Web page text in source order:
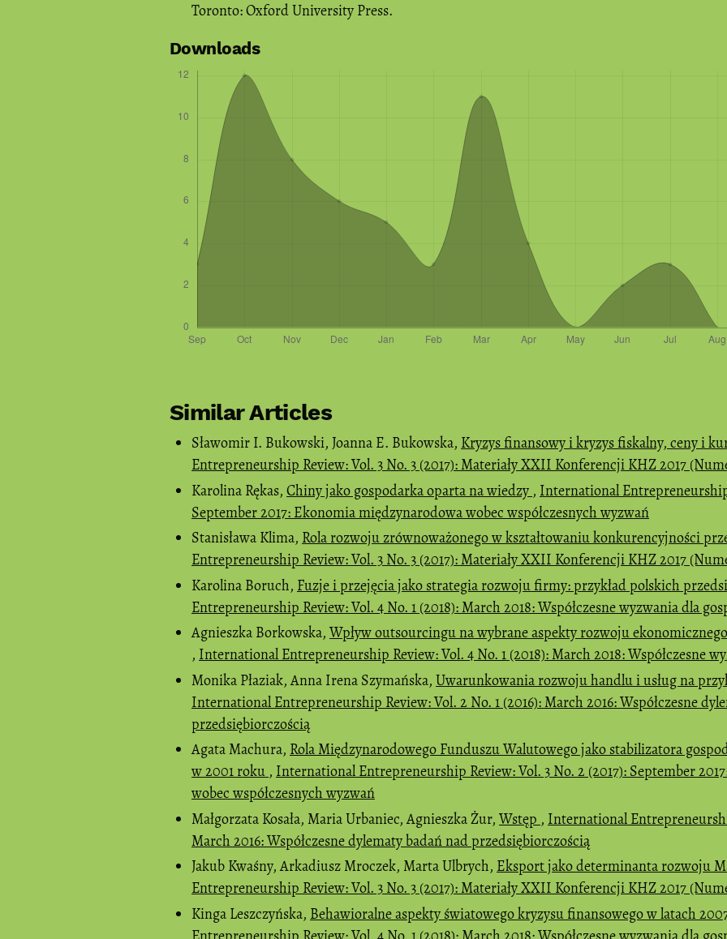
Toronto: Oxford University Press.
Downloads
Similar Articles
Sławomir I. Bukowski, Joanna E. Bukowska, Kryzys finansowy i kryzys fiskalny, ceny i
Entrepreneurship Review: Vol. 3 No. 3 (2017): Materiały XXII Konferencji KHZ 2017
Karolina Rękas, Chiny jako gospodarka oparta na wiedzy , International
September 2017: Ekonomia międzynarodowa wobec współczesnych wyzwań
Stanisława Klima, Rola rozwoju zrównoważonego w kształtowaniu konkurencyjności
Entrepreneurship Review: Vol. 3 No. 3 (2017): Materiały XXII Konferencji KHZ 2017
Karolina Boruch, Fuzje i przejęcia jako strategia rozwoju firmy: przykład polskich
Entrepreneurship Review: Vol. 4 No. 1 (2018): March 2018: Współczesne wyzwania dla
Agnieszka Borkowska, Wpływ outsourcingu na wybrane aspekty rozwoju
, International Entrepreneurship Review: Vol. 4 No. 1 (2018): March 2018: Współczesne
Monika Płaziak, Anna Irena Szymańska, Uwarunkowania rozwoju handlu i usług na
International Entrepreneurship Review: Vol. 2 No. 1 (2016): March 2016: Współczesne
przedsiębiorczością
Agata Machura, Rola Międzynarodowego Funduszu Walutowego jako stabilizatora
w 2001 roku , International Entrepreneurship Review: Vol. 3 No. 2 (2017): September
wobec współczesnych wyzwań
Małgorzata Kosała, Maria Urbaniec, Agnieszka Żur, Wstęp , International
March 2016: Współczesne dylematy badań nad przedsiębiorczością
Jakub Kwaśny, Arkadiusz Mroczek, Marta Ulbrych, Eksport jako determinanta rozwoju
Entrepreneurship Review: Vol. 3 No. 3 (2017): Materiały XXII Konferencji KHZ 2017
Kinga Leszczyńska, Behawioralne aspekty światowego kryzysu finansowego w latach